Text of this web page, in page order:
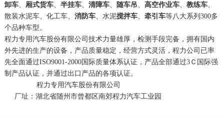
卸车、 厢式货车、 半挂车、 清障车、 随车吊 高空作业车、 教练车、
散装水泥车、化工车、 消防车、水泥搅拌车、 牵引车等八大系列300多
个品种车型。
程力专用汽车股份有限公司技术力量雄厚，检测手段完备，拥有国内
外先进的生产的设备，产品质量稳定，经营方式灵活，程力公司已率
先全面通过ISO9001-2000国际质量体系认证，产品全部通过3Ｃ国际强
制产品认证，并通过出口产品的各项认证。
程力专用汽车股份有限公司
厂址：湖北省随州市曾都区南郊程力汽车工业园